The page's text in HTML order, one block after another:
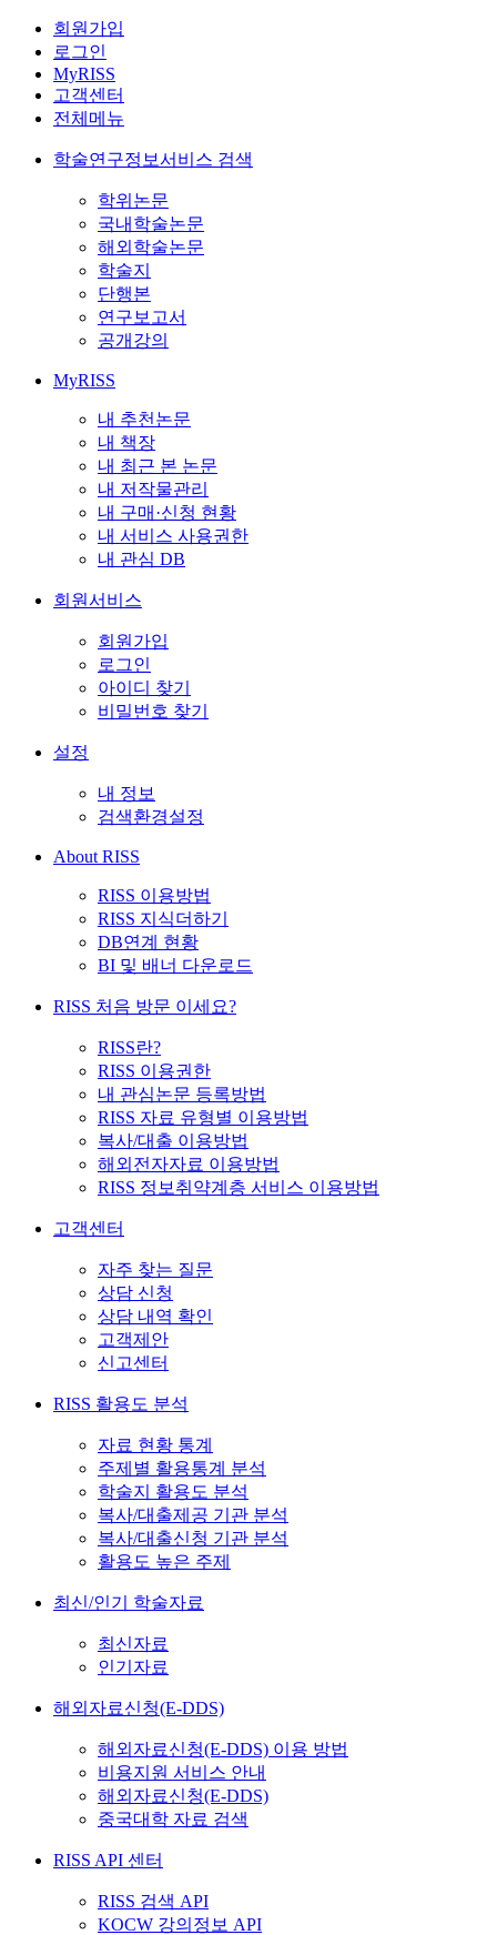
회원가입
로그인
MyRISS
고객센터
전체메뉴
학술연구정보서비스 검색
학위논문
국내학술논문
해외학술논문
학술지
단행본
연구보고서
공개강의
MyRISS
내 추천논문
내 책장
내 최근 본 논문
내 저작물관리
내 구매·신청 현황
내 서비스 사용권한
내 관심 DB
회원서비스
회원가입
로그인
아이디 찾기
비밀번호 찾기
설정
내 정보
검색환경설정
About RISS
RISS 이용방법
RISS 지식더하기
DB연계 현황
BI 및 배너 다운로드
RISS 처음 방문 이세요?
RISS란?
RISS 이용권한
내 관심논문 등록방법
RISS 자료 유형별 이용방법
복사/대출 이용방법
해외전자자료 이용방법
RISS 정보취약계층 서비스 이용방법
고객센터
자주 찾는 질문
상담 신청
상담 내역 확인
고객제안
신고센터
RISS 활용도 분석
자료 현황 통계
주제별 활용통계 분석
학술지 활용도 분석
복사/대출제공 기관 분석
복사/대출신청 기관 분석
활용도 높은 주제
최신/인기 학술자료
최신자료
인기자료
해외자료신청(E-DDS)
해외자료신청(E-DDS) 이용 방법
비용지원 서비스 안내
해외자료신청(E-DDS)
중국대학 자료 검색
RISS API 센터
RISS 검색 API
KOCW 강의정보 API